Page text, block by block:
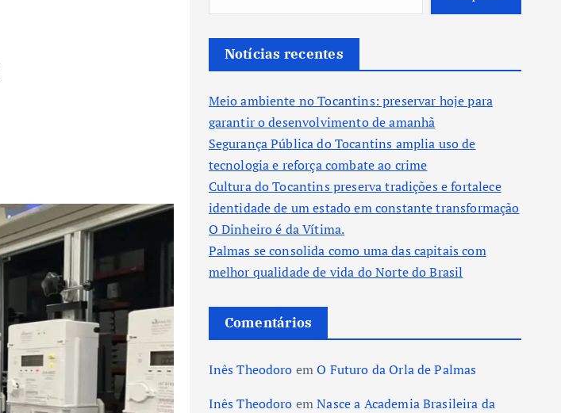
Notícias recentes
Meio ambiente no Tocantins: preservar hoje para
garantir o desenvolvimento de amanhã
Segurança Pública do Tocantins amplia uso de
tecnologia e reforça combate ao crime
Cultura do Tocantins preserva tradições e fortalece
identidade de um estado em constante transformação
O Dinheiro é da Vítima.
Palmas se consolida como uma das capitais com
melhor qualidade de vida do Norte do Brasil
Comentários
Inês Theodoro emO Futuro da Orla de Palmas
Inês Theodoro emNasce a Academia Brasileira da